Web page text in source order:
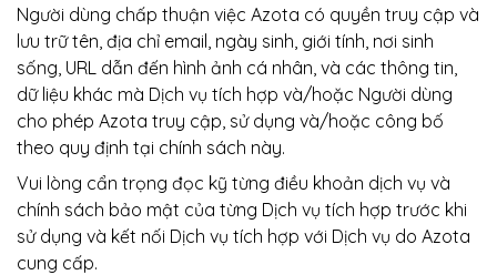
Người dùng chấp thuận việc Azota có quyền truy cập và
lưu trữ tên, địa chỉ email, ngày sinh, giới tính, nơi sinh
sống, URL dẫn đến hình ảnh cá nhân, và các thông tin,
dữ liệu khác mà Dịch vụ tích hợp và/hoặc Người dùng
cho phép Azota truy cập, sử dụng và/hoặc công bố
theo quy định tại chính sách này.
Vui lòng cẩn trọng đọc kỹ từng điều khoản dịch vụ và
chính sách bảo mật của từng Dịch vụ tích hợp trước khi
sử dụng và kết nối Dịch vụ tích hợp với Dịch vụ do Azota
cung cấp.